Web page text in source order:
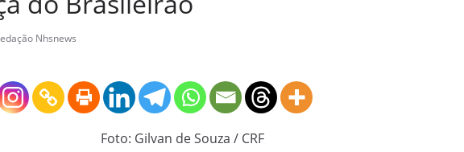
Nhsnews
Foto: Gilvan de Souza / CRF